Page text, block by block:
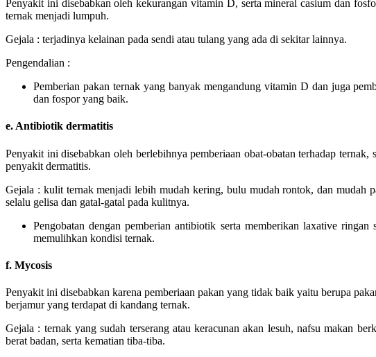
Penyakit ini disebabkan oleh kekurangan vitamin D, serta mineral casium dan
ternak menjadi lumpuh.
Gejala : terjadinya kelainan pada sendi atau tulang yang ada di sekitar lainnya.
Pengendalian :
Pemberian pakan ternak yang banyak mengandung vitamin D dan juga
dan fospor yang baik.
e. Antibiotik dermatitis
Penyakit ini disebabkan oleh berlebihnya pemberiaan obat-obatan terhadap ternak,
penyakit dermatitis.
Gejala : kulit ternak menjadi lebih mudah kering, bulu mudah rontok, dan mudah
selalu gelisa dan gatal-gatal pada kulitnya.
Pengobatan dengan pemberian antibiotik serta memberikan laxative ringan
memulihkan kondisi ternak.
f. Mycosis
Penyakit ini disebabkan karena pemberiaan pakan yang tidak baik yaitu berupa
berjamur yang terdapat di kandang ternak.
Gejala : ternak yang sudah terserang atau keracunan akan lesuh, nafsu makan
berat badan, serta kematian tiba-tiba.